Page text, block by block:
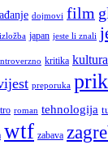
dojmovi film
izložba japan jeste li znali
kritika kultura
preporuka
roman tehnologija
wtf zabava